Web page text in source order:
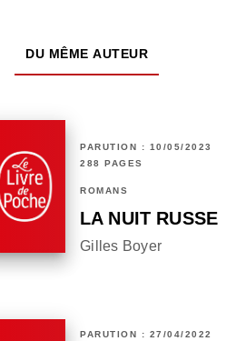
DU MÊME AUTEUR
PARUTION : 10/05/2023
288 PAGES
ROMANS
LA NUIT RUSSE
Gilles Boyer
PARUTION : 27/04/2022